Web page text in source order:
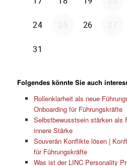
Folgendes könnte Sie auch
Rollenklarheit als neue
Onboarding für Führungskräfte
Selbstbewusstsein stärken als
innere Stärke
Souverän Konflikte lösen |
für Führungskräfte
Was ist der LINC Personality